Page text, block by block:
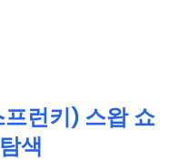
런키) 스왑 쇼
색